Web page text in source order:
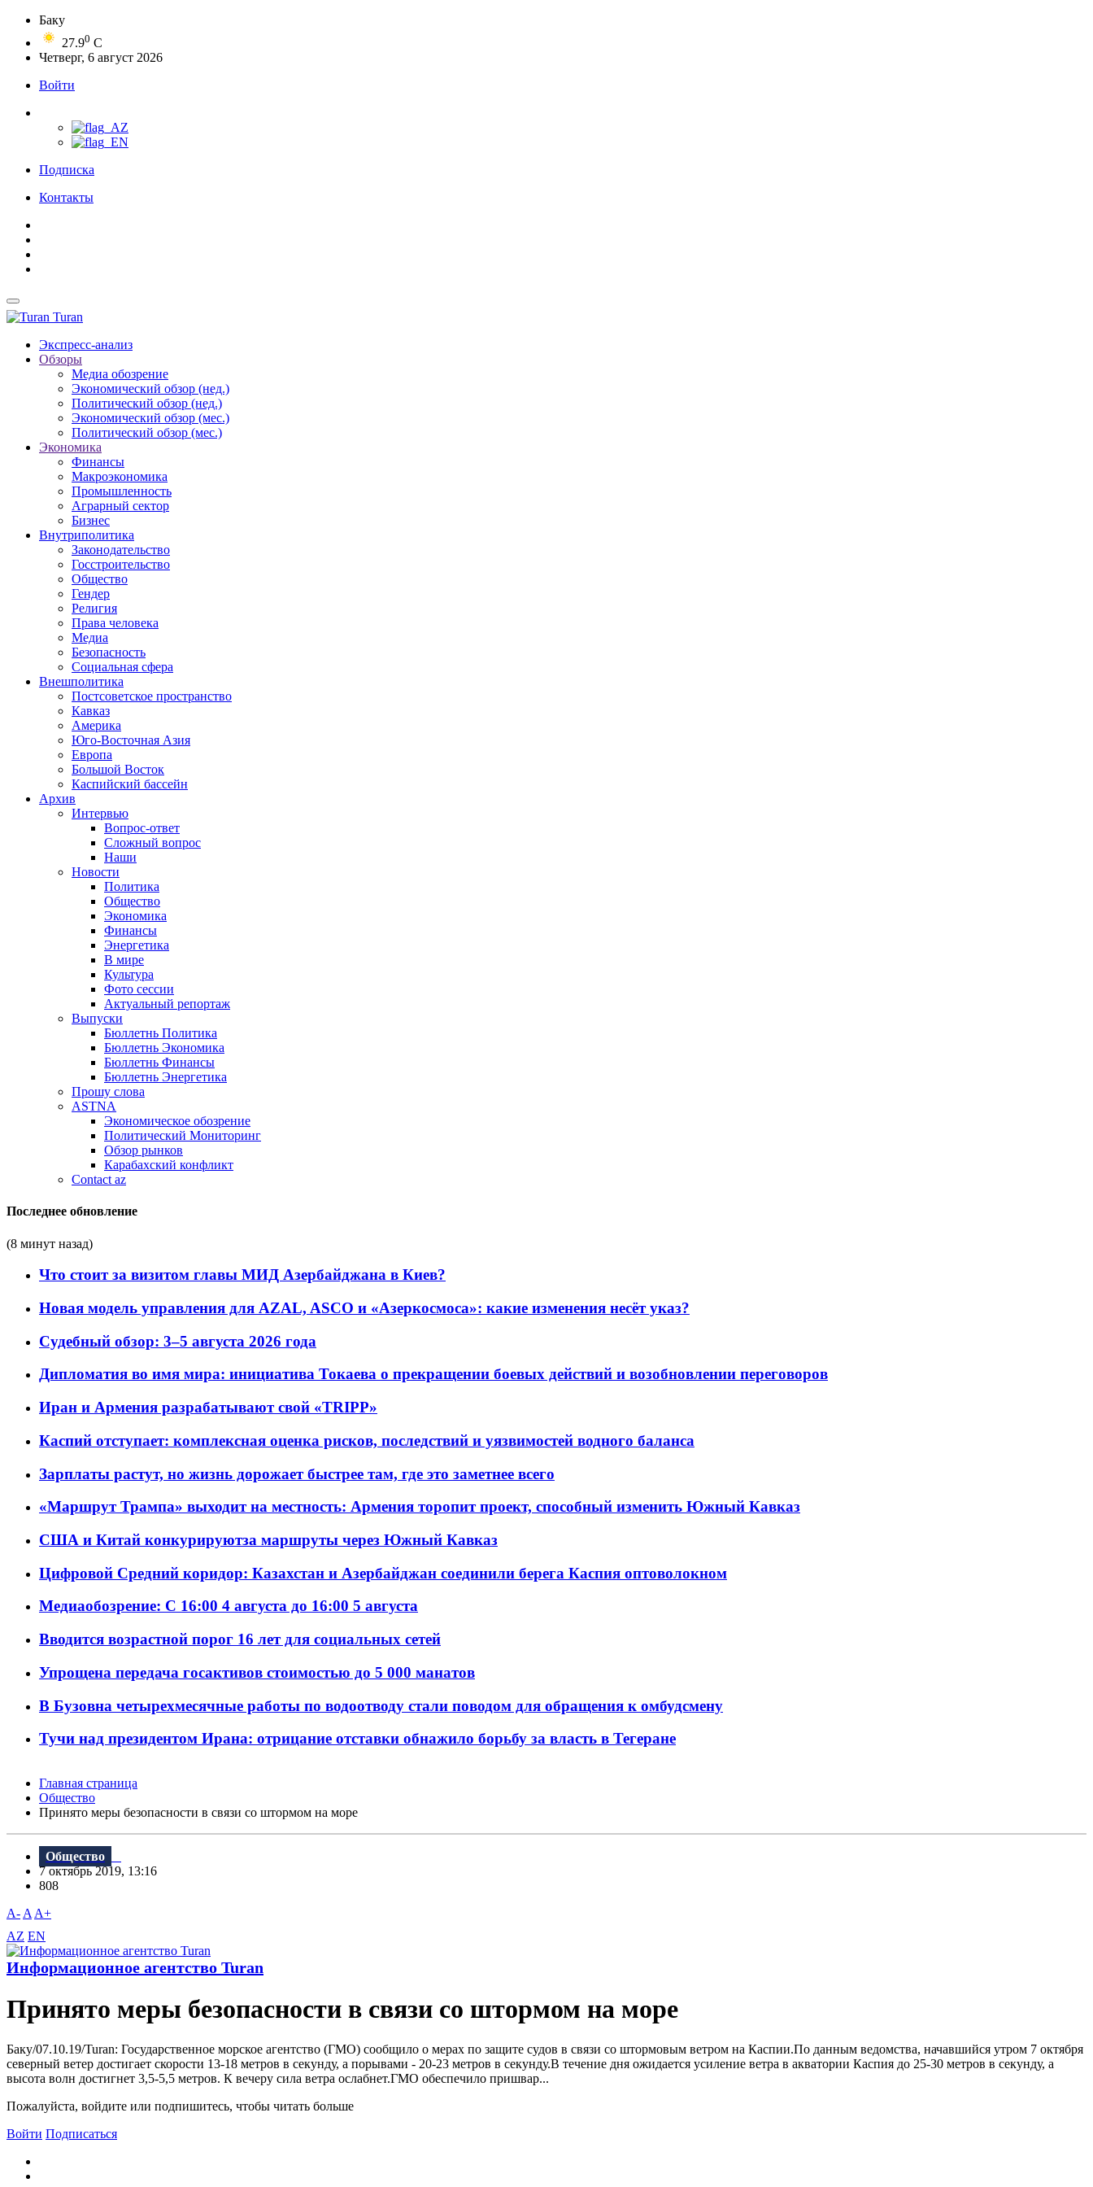
Баку
27.90 C
Четверг, 6 август 2026
Войти
Подписка
Контакты
Turan
Экспресс-анализ
Обзоры
Медиа обозрение
Экономический обзор (нед.)
Политический обзор (нед.)
Экономический обзор (мес.)
Политический обзор (мес.)
Экономика
Финансы
Макроэкономика
Промышленность
Аграрный сектор
Бизнес
Внутриполитика
Законодательство
Госстроительство
Общество
Гендер
Религия
Права человека
Медиа
Безопасность
Социальная сфера
Внешполитика
Постсоветское пространство
Кавказ
Америка
Юго-Восточная Азия
Европа
Большой Восток
Каспийский бассейн
Архив
Интервью
Вопрос-ответ
Сложный вопрос
Наши
Новости
Политика
Общество
Экономика
Финансы
Энергетика
В мире
Культура
Фото сессии
Актуальный репортаж
Выпуски
Бюллетнь Политика
Бюллетнь Экономика
Бюллетнь Финансы
Бюллетнь Энергетика
Прошу слова
ASTNA
Экономическое обозрение
Политический Мониторинг
Обзор рынков
Карабахский конфликт
Contact az
Последнее обновление
(8 минут назад)
Что стоит за визитом главы МИД Азербайджана в Киев?
Новая модель управления для AZAL, ASCO и «Азеркосмоса»: какие изменения несёт указ?
Судебный обзор: 3–5 августа 2026 года
Дипломатия во имя мира: инициатива Токаева о прекращении боевых действий и возобновлении переговоров
Иран и Армения разрабатывают свой «TRIPP»
Каспий отступает: комплексная оценка рисков, последствий и уязвимостей водного баланса
Зарплаты растут, но жизнь дорожает быстрее там, где это заметнее всего
«Маршрут Трампа» выходит на местность: Армения торопит проект, способный изменить Южный Кавказ
США и Китай конкурируютза маршруты через Южный Кавказ
Цифровой Средний коридор: Казахстан и Азербайджан соединили берега Каспия оптоволокном
Медиаобозрение: С 16:00 4 августа до 16:00 5 августа
Вводится возрастной порог 16 лет для социальных сетей
Упрощена передача госактивов стоимостью до 5 000 манатов
В Бузовна четырехмесячные работы по водоотводу стали поводом для обращения к омбудсмену
Тучи над президентом Ирана: отрицание отставки обнажило борьбу за власть в Тегеране
Главная страница
Общество
Принято меры безопасности в связи со штормом на море
Общество
7 октябрь 2019, 13:16
808
A- A A+
AZ EN
Информационное агентство Turan
Принято меры безопасности в связи со штормом на море
Баку/07.10.19/Turan: Государственное морское агентство (ГМО) сообщило о мерах по защите судов в связи со штормовым ветром на Каспии.По данным ведомства, начавшийся утром 7 октября
северный ветер достигает скорости 13-18 метров в секунду, а порывами - 20-23 метров в секунду.B течение дня ожидается усиление ветра в акватории Каспия до 25-30 метров в секунду, а
высота волн достигнет 3,5-5,5 метров. К вечеру сила ветра ослабнет.ГМО обеспечило пришвар...
Пожалуйста, войдите или подпишитесь, чтобы читать больше
Войти Подписаться